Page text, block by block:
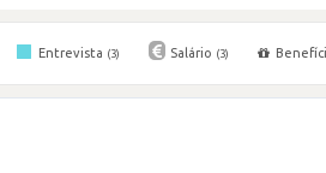
Entrevista (3) Salário (3)